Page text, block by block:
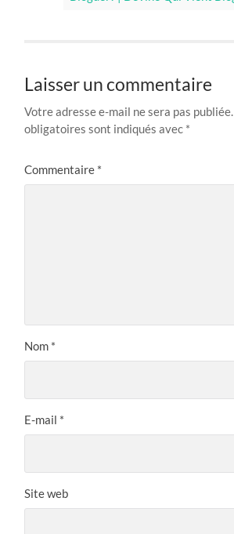
Laisser un commentaire
Votre adresse e-mail ne sera pas publiée.
obligatoires sont indiqués avec *
Commentaire *
Nom *
E-mail *
Site web